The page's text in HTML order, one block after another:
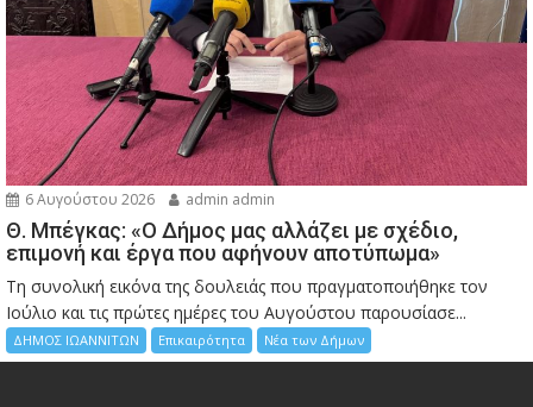
6 Αυγούστου 2026 admin admin
Θ. Μπέγκας: «Ο Δήμος μας αλλάζει με σχέδιο,
επιμονή και έργα που αφήνουν αποτύπωμα»
Τη συνολική εικόνα της δουλειάς που πραγματοποιήθηκε τον
Ιούλιο και τις πρώτες ημέρες του Αυγούστου παρουσίασε...
ΔΗΜΟΣ ΙΩΑΝΝΙΤΩΝ Επικαιρότητα Νέα των Δήμων